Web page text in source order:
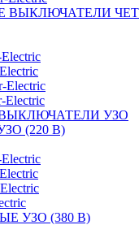
ВЫКЛЮЧАТЕЛИ
Electric
Electric
УЗО
(220 В)
УЗО (380 В)